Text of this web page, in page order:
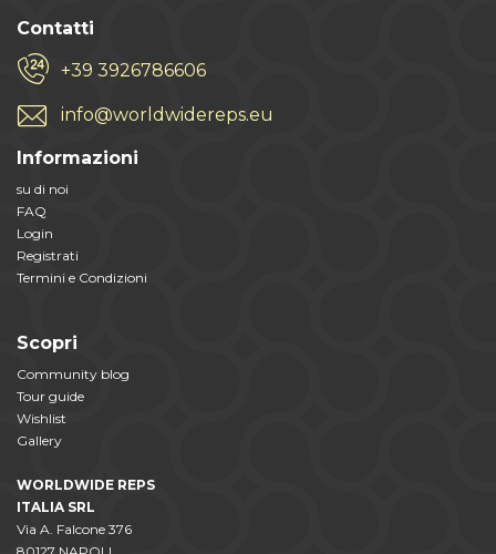
Contatti
+39 3926786606
info@worldwidereps.eu
Informazioni
su di noi
FAQ
Login
Registrati
Termini e Condizioni
Scopri
Community blog
Tour guide
Wishlist
Gallery
WORLDWIDE REPS
ITALIA SRL
Via A. Falcone 376